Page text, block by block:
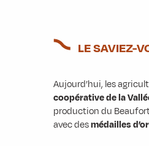
LE SAVIEZ-
Aujourd’hui, les
coopérative de la
production du
avec desmédailles